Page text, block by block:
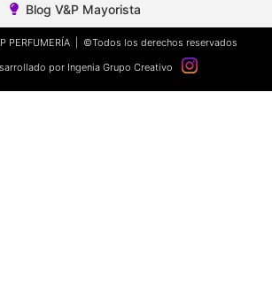
Blog V&P Mayorista
| ©Todos los derechos reservados
por Ingenia Grupo Creativo